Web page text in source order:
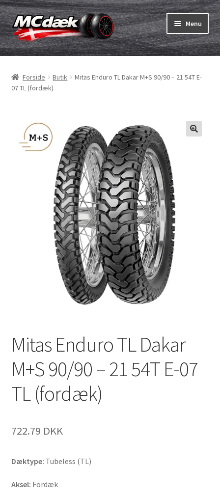
Spring
til
navigation
Spring
til
indhold
Menu
Dæk
Udfold
Slanger & fælgband
Udfold
Dæk ABC
Udfold
Forside Butik
Mitas Enduro TL Dakar M+S 90/90 – 21 54T E-
07 TL (fordæk)
Mitas Enduro TL Dakar
M+S 90/90 – 21 54T E-07
TL (fordæk)
722.79 DKK
Dæktype: Tubeless (TL)
Aksel: Fordæk